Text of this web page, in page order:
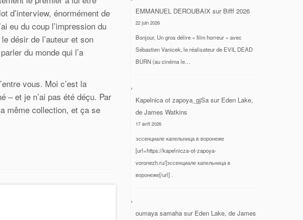
d’interview, énormément de
eu du coup l’impression du
désir de l’auteur et son
du monde qui l’a
vous. Moi c’est la
– et je n’ai pas été déçu. Par
même collection, et ça se
EMMANUEL DEROUBAIX sur Bifff 2026
22 juin 2026
Bonjour, Un gros délire « film horreur » avec
Sébastien Vanicek, le réalisateur de EVIL DEAD
BURN (au cinéma le…
Kapelnica ot zapoya_gjSa sur Eden Lake,
de James Watkins
17 avril 2026
эссенциале капельница в воронеже
[url=https://kapelnicza-ot-zapoya-
voronezh.ru/]эссенциале капельница в
воронеже[/url] .
oumaya samaha sur Eden Lake, de James